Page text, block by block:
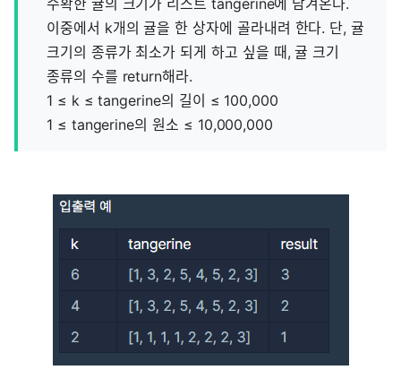
수확한 귤의 크기가 리스트 tangerine에 담겨온다.
이중에서 k개의 귤을 한 상자에 골라내려 한다. 단, 귤
크기의 종류가 최소가 되게 하고 싶을 때, 귤 크기
종류의 수를 return해라.
1 ≤ k ≤ tangerine의 길이 ≤ 100,000
1 ≤ tangerine의 원소 ≤ 10,000,000